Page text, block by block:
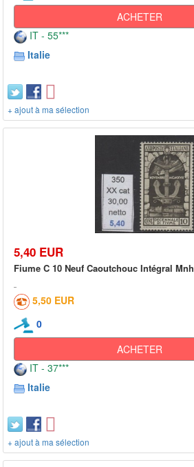
ACHETER
IT - 55***
Italie
+ ajout à ma sélection
5,40 EUR
Fiume C 10 Neuf Caoutchouc Intégral Mnh
5,50 EUR
0
ACHETER
IT - 37***
Italie
+ ajout à ma sélection